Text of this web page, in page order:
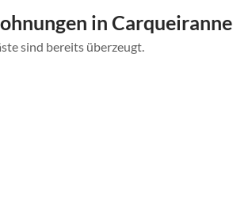
in Carqueiranne
sind bereits überzeugt.